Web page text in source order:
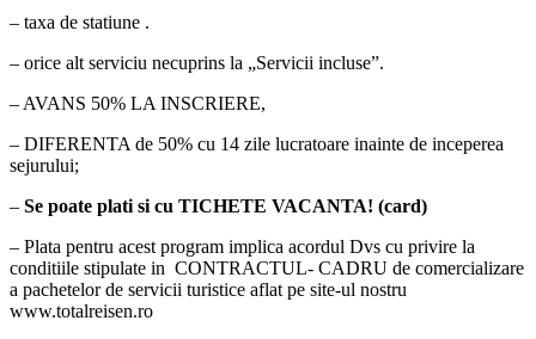
– taxa de statiune .
– orice alt serviciu necuprins la „Servicii incluse”.
– AVANS 50% LA INSCRIERE,
– DIFERENTA de 50% cu 14 zile lucratoare inainte de inceperea
sejurului;
– Se poate plati si cu TICHETE VACANTA! (card)
– Plata pentru acest program implica acordul Dvs cu privire la
conditiile stipulate in CONTRACTUL- CADRU de comercializare
a pachetelor de servicii turistice aflat pe site-ul nostru
www.totalreisen.ro